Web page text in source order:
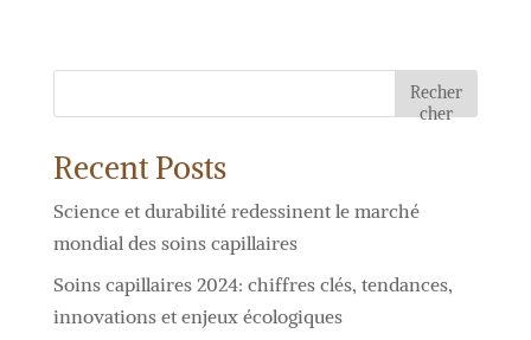
Recher
cher
Recent Posts
Science et durabilité redessinent le marché
mondial des soins capillaires
Soins capillaires 2024: chiffres clés, tendances,
innovations et enjeux écologiques